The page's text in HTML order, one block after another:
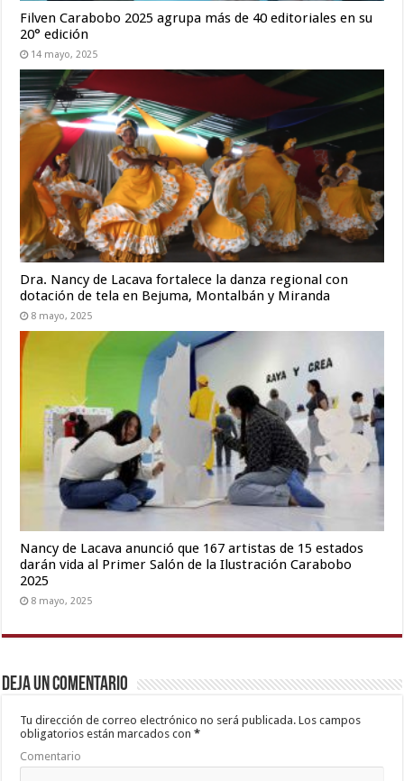
Filven Carabobo 2025 agrupa más de 40 editoriales en su
20° edición
14 mayo, 2025
Dra. Nancy de Lacava fortalece la danza regional con
dotación de tela en Bejuma, Montalbán y Miranda
8 mayo, 2025
Nancy de Lacava anunció que 167 artistas de 15 estados
darán vida al Primer Salón de la Ilustración Carabobo
2025
8 mayo, 2025
Deja un comentario
Tu dirección de correo electrónico no será publicada. Los campos
obligatorios están marcados con*
Comentario